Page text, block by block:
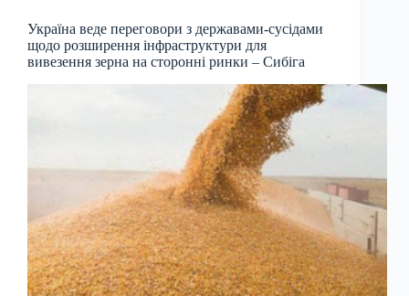
Україна веде переговори з державами-сусідами
щодо розширення інфраструктури для
вивезення зерна на сторонні ринки – Сибіга